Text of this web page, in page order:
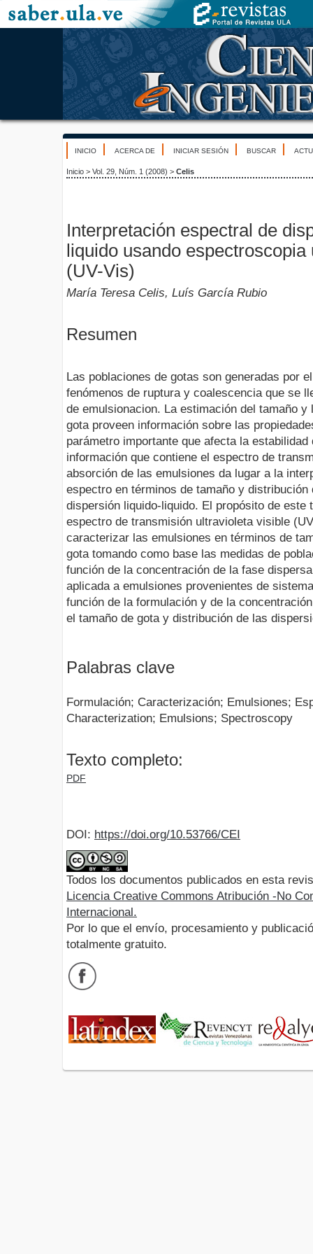
INICIO ACERCA DE INICIAR SESIÓN BUSCAR
Inicio > Vol. 29, Núm. 1 (2008) > Celis
Interpretación espectral de
liquido usando
(UV-Vis)
María Teresa Celis, Luís García Rubio
Resumen
Las poblaciones de gotas son generadas por
fenómenos de ruptura y coalescencia que se
de emulsionacion. La estimación del tamaño
gota proveen información sobre las
parámetro importante que afecta la
información que contiene el espectro de
absorción de las emulsiones da lugar a la
espectro en términos de tamaño y distribución
dispersión liquido-liquido. El propósito de este
espectro de transmisión ultravioleta visible
caracterizar las emulsiones en términos de
gota tomando como base las medidas de
función de la concentración de la fase
aplicada a emulsiones provenientes de
función de la formulación y de la
el tamaño de gota y distribución de las
Palabras clave
Formulación; Caracterización; Emulsiones;
Characterization; Emulsions; Spectroscopy
Texto completo:
PDF
DOI: https://doi.org/10.53766/CEI
Todos los documentos publicados en esta
Licencia Creative Commons Atribución -No
Internacional.
Por lo que el envío, procesamiento y
totalmente gratuito.